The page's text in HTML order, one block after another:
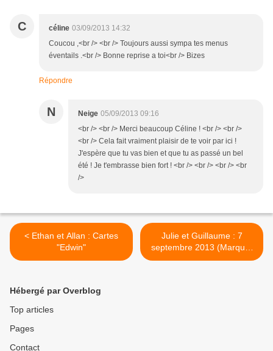
C céline 03/09/2013 14:32
Coucou ,<br /> <br /> Toujours aussi sympa tes menus
éventails .<br /> Bonne reprise a toi<br /> Bizes
Répondre
N Neige 05/09/2013 09:16
<br /> <br /> Merci beaucoup Céline ! <br /> <br />
<br /> Cela fait vraiment plaisir de te voir par ici !
J'espère que tu vas bien et que tu as passé un bel
été ! Je t'embrasse bien fort ! <br /> <br /> <br /> <br
/>
< Ethan et Allan : Cartes
"Edwin"
Julie et Guillaume : 7
septembre 2013 (Marque-
Place) >
Hébergé par Overblog
Top articles
Pages
Contact